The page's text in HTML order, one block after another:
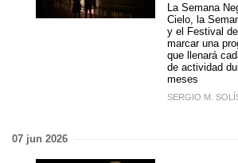
La Semana
Cielo, la
y el Festival
marcar una
que llenará
de actividad
meses
SERGIO M.
07 jun 2026